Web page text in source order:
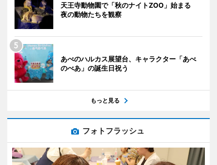
天王寺動物園で「秋のナイトZOO」始まる
夜の動物たちを観察
あべのハルカス展望台、キャラクター「あべ
のべあ」の誕生日祝う
もっと見る
フォトフラッシュ